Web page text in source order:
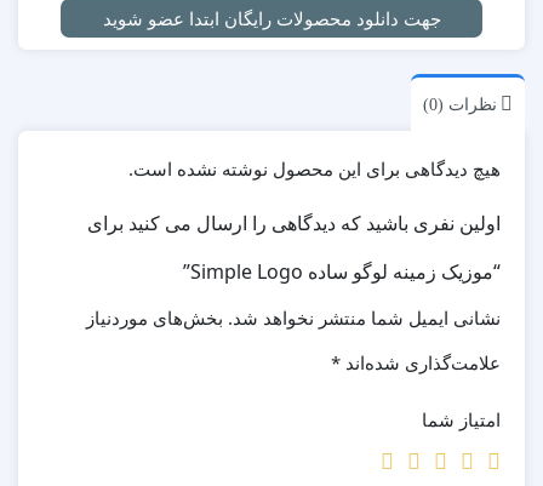
جهت دانلود محصولات رایگان ابتدا عضو شوید
نظرات (0)
هیچ دیدگاهی برای این محصول نوشته نشده است.
اولین نفری باشید که دیدگاهی را ارسال می کنید برای
“موزیک زمینه لوگو ساده Simple Logo”
نشانی ایمیل شما منتشر نخواهد شد. بخش‌های موردنیاز
علامت‌گذاری شده‌اند *
امتیاز شما